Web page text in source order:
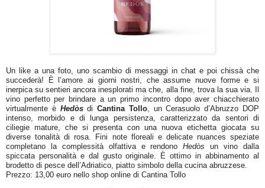
Un like a una foto, uno scambio di messaggi in chat e poi chissà che
succederà! È l’amore ai giorni nostri, che assume nuove forme e si
inerpica su sentieri ancora inesplorati ma che, alla fine, trova la sua via. Il
vino perfetto per brindare a un primo incontro dopo aver chiacchierato
virtualmente è Hedòs diCantina Tollo, un Cerasuolo d’Abruzzo DOP
intenso, morbido e di lunga persistenza, caratterizzato da sentori di
ciliegie mature, che si presenta con una nuova etichetta giocata su
diverse tonalità di rosa. Fini note floreali e delicate nuances speziate
completano la complessità olfattiva e rendonoHedòs un vino dalla
spiccata personalità e dal gusto originale. È ottimo in abbinamento al
brodetto di pesce dell’Adriatico, piatto simbolo della cucina abruzzese.
Prezzo: 13,00 euro nello shop online di Cantina Tollo